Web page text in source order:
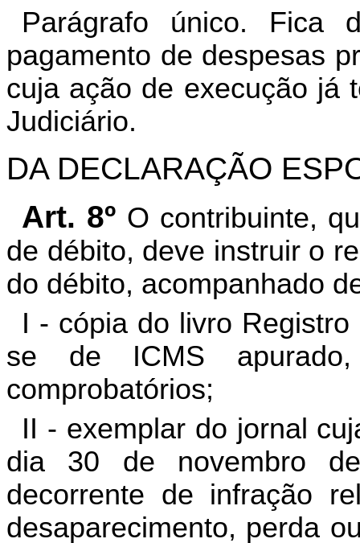
Parágrafo único. Fica
pagamento de despesas
cuja ação de execução já
Judiciário.
DA DECLARAÇÃO
Art. 8º O contribuinte,
de débito, deve instruir o
do débito, acompanhado
I - cópia do livro
se de ICMS
comprobatórios;
II - exemplar do jornal
dia 30 de novembro
decorrente de infração
desaparecimento, perda